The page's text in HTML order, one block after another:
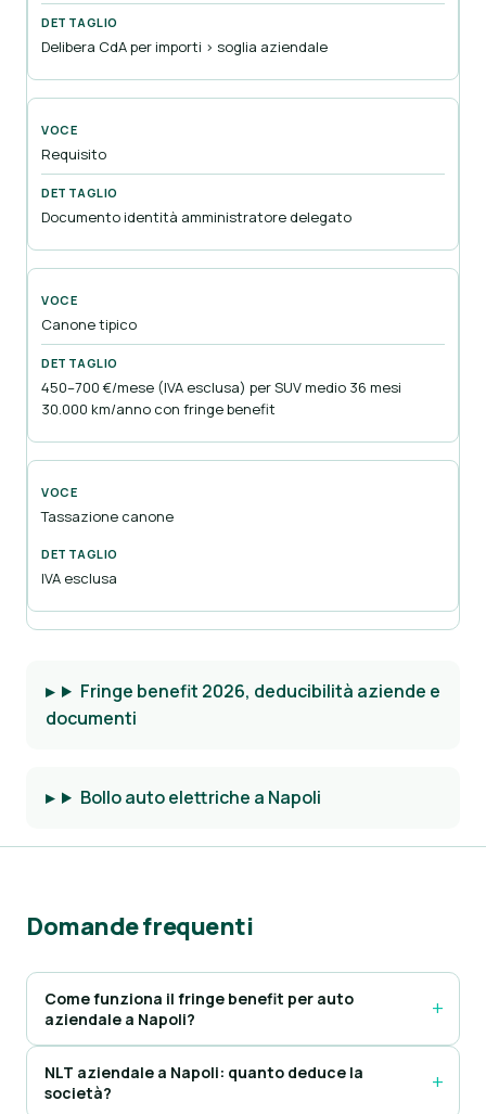
Delibera CdA per importi > soglia aziendale
Requisito
Documento identità amministratore delegato
Canone tipico
450–700 €/mese (IVA esclusa) per SUV medio 36 mesi
30.000 km/anno con fringe benefit
Tassazione canone
IVA esclusa
Fringe benefit 2026, deducibilità aziende e
documenti
Bollo auto elettriche a Napoli
Domande frequenti
Come funziona il fringe benefit per auto
aziendale a Napoli?
NLT aziendale a Napoli: quanto deduce la
società?